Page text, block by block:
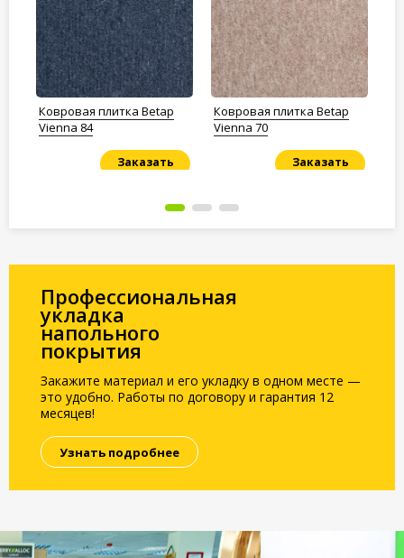
Ковровая плитка Betap
Vienna 84
Заказать
Ковровая плитка Betap
Vienna 70
Заказать
Профессиональная
укладка
напольного
покрытия
Закажите материал и его укладку в одном месте —
это удобно. Работы по договору и гарантия 12
месяцев!
Узнать подробнее